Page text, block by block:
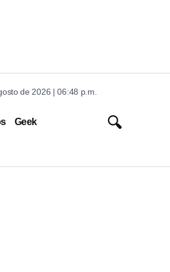
de 2026 | 06:48 p.m.
Geek